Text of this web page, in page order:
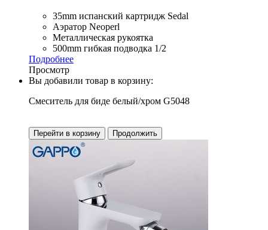
35mm испанский картридж Sedal
Аэратор Neoperl
Металлическая рукоятка
500mm гибкая подводка 1/2
Подробнее
Просмотр
Вы добавили товар в корзину:
Смеситель для биде белый/хром G5048
Перейти в корзину Продолжить